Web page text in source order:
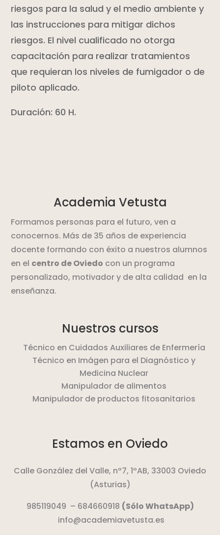
riesgos para la salud y el medio ambiente y
las instrucciones para mitigar dichos
riesgos. El nivel cualificado no otorga
capacitación para realizar tratamientos
que requieran los niveles de fumigador o de
piloto aplicado.
Duración: 60 H.
Academia Vetusta
Formamos personas para el futuro, ven a
conocernos. Más de 35 años de experiencia
docente formando con éxito a nuestros alumnos
en el centro de Oviedo con un programa
personalizado, motivador y de alta calidad en la
enseñanza.
Nuestros cursos
Técnico en Cuidados Auxiliares de Enfermería
Técnico en Imágen para el Diagnóstico y
Medicina Nuclear
Manipulador de alimentos
Manipulador de productos fitosanitarios
Estamos en Oviedo
Calle González del Valle, nº7, 1ºAB, 33003 Oviedo
(Asturias)
985119049 – 684660918 (Sólo WhatsApp)
info@academiavetusta.es